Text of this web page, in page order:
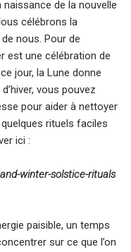
de la nouvelle
célébrons la
nous. Pour de
est une célébration de
jour, la Lune donne
vous pouvez
pour aider à nettoyer
rituels faciles
ici :
winter-solstice-rituals
paisible, un temps
sur ce que l’on